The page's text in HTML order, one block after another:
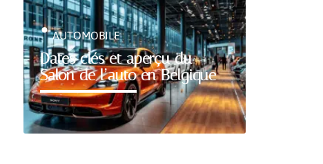
Dates clés et aperçu du
Salon de l’auto en Belgique
AUTOMOBILE